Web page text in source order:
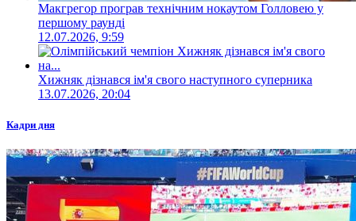
Макгрегор програв технічним нокаутом Голловею у
першому раунді
12.07.2026, 9:59
Хижняк дізнався ім'я свого наступного суперника
13.07.2026, 20:04
Кадри дня